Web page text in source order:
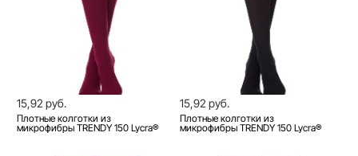
15,92 руб.
Плотные колготки из
микрофибры TRENDY 150 Lycra®
15,92 руб.
Плотные колготки из
микрофибры TRENDY 150 Lycra®